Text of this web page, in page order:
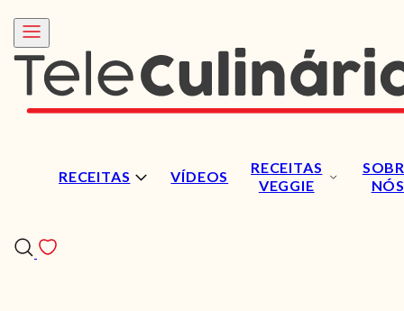
RECEITAS VÍDEOS
RECEITAS
VEGGIE
NÓS